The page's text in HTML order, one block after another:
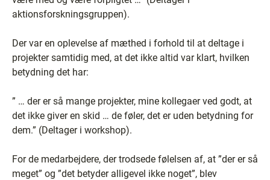
aktionsforskningsgruppen).
Der var en oplevelse af mæthed i forhold til at deltage i
projekter samtidig med, at det ikke altid var klart, hvilken
betydning det har:
” … der er så mange projekter, mine kollegaer ved godt, at
det ikke giver en skid … de føler, det er uden betydning for
dem.” (Deltager i workshop).
For de medarbejdere, der trodsede følelsen af, at ”der er så
meget” og ”det betyder alligevel ikke noget”, blev